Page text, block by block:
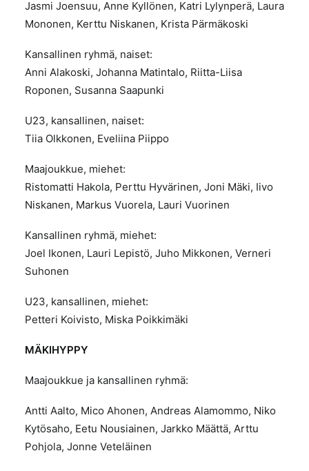
Jasmi Joensuu, Anne Kyllönen, Katri Lylynperä, Laura
Mononen, Kerttu Niskanen, Krista Pärmäkoski
Kansallinen ryhmä, naiset:
Anni Alakoski, Johanna Matintalo, Riitta-Liisa
Roponen, Susanna Saapunki
U23, kansallinen, naiset:
Tiia Olkkonen, Eveliina Piippo
Maajoukkue, miehet:
Ristomatti Hakola, Perttu Hyvärinen, Joni Mäki, Iivo
Niskanen, Markus Vuorela, Lauri Vuorinen
Kansallinen ryhmä, miehet:
Joel Ikonen, Lauri Lepistö, Juho Mikkonen, Verneri
Suhonen
U23, kansallinen, miehet:
Petteri Koivisto, Miska Poikkimäki
MÄKIHYPPY
Maajoukkue ja kansallinen ryhmä:
Antti Aalto, Mico Ahonen, Andreas Alamommo, Niko
Kytösaho, Eetu Nousiainen, Jarkko Määttä, Arttu
Pohjola, Jonne Veteläinen